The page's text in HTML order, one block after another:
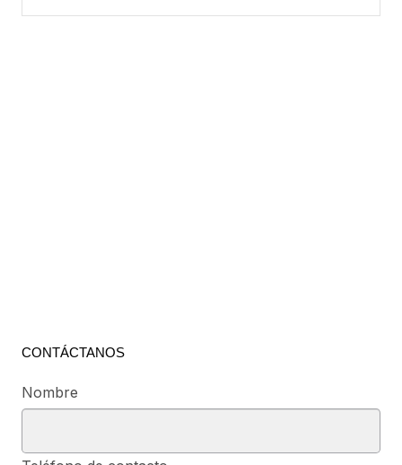
CONTÁCTANOS
Nombre